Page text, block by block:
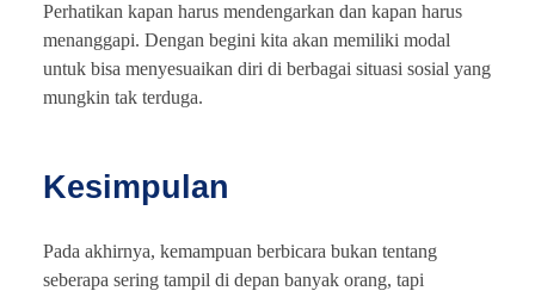
Perhatikan kapan harus mendengarkan dan kapan harus
menanggapi. Dengan begini kita akan memiliki modal
untuk bisa menyesuaikan diri di berbagai situasi sosial yang
mungkin tak terduga.
Kesimpulan
Pada akhirnya, kemampuan berbicara bukan tentang
seberapa sering tampil di depan banyak orang, tapi